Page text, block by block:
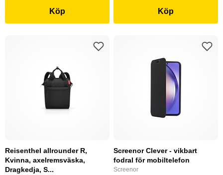
Köp Köp
Reisenthel allrounder R,
Kvinna, axelremsväska,
Dragkedja, S...
Screenor Clever - vikbart
fodral för mobiltelefon
Screenor